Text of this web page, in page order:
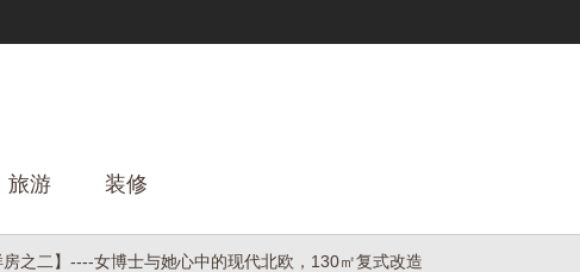
旅游 装修
之二】----女博士与她心中的现代北欧，130㎡复式改造